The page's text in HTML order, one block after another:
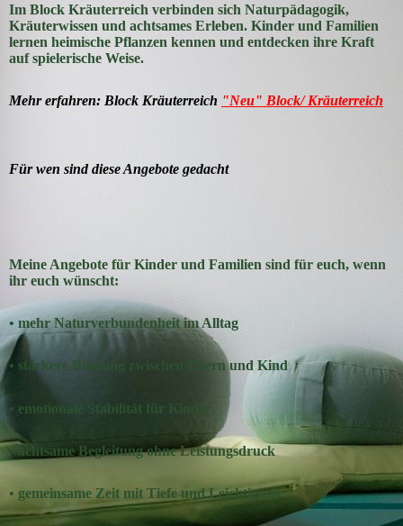
Im Block Kräuterreich verbinden sich Naturpädagogik,
Kräuterwissen und achtsames Erleben. Kinder und Familien
lernen heimische Pflanzen kennen und entdecken ihre Kraft
auf spielerische Weise.
Mehr erfahren: Block Kräuterreich "Neu" Block/ Kräuterreich
Für wen sind diese Angebote gedacht
Meine Angebote für Kinder und Familien sind für euch, wenn
ihr euch wünscht:
• mehr Naturverbundenheit im Alltag
• stärkere Bindung zwischen Eltern und Kind
• emotionale Stabilität für Kinder
• achtsame Begleitung ohne Leistungsdruck
• gemeinsame Zeit mit Tiefe und Leichtigkeit